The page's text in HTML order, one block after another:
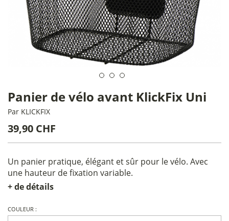
Panier de vélo avant KlickFix Uni
Par KLICKFIX
39,90 CHF
Un panier pratique, élégant et sûr pour le vélo. Avec
une hauteur de fixation variable.
+ de détails
COULEUR :